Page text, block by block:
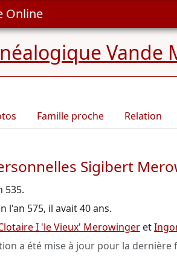
Online
Vande
Famille proche Relation
Sigibert
535.
l'an 575, il avait 40 ans.
I 'le Vieux' Merowinger et
a été mise à jour pour la dernière